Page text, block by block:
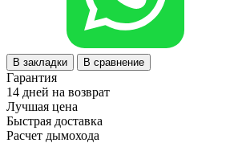
В закладки В сравнение
Гарантия
14 дней на возврат
Лучшая цена
Быстрая доставка
Расчет дымохода